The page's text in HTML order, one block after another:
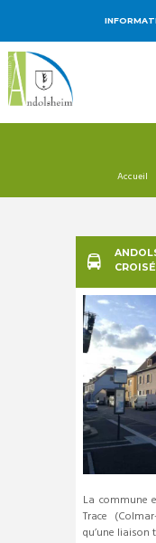
Accueil
La commune
Trace
qu’une